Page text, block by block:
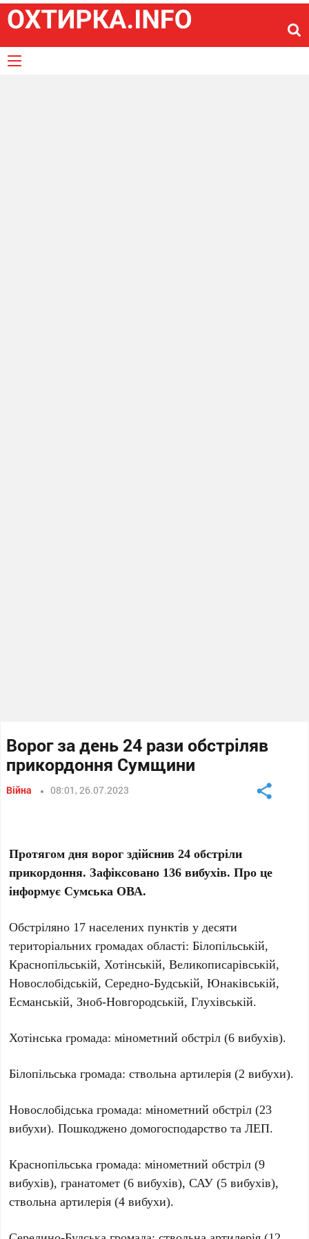
Ворог за день 24 рази обстріляв
прикордоння Сумщини
Війна 08:01, 26.07.2023
Протягом дня ворог здійснив 24 обстріли
прикордоння. Зафіксовано 136 вибухів. Про це
інформує Сумська ОВА.
Обстріляно 17 населених пунктів у десяти
територіальних громадах області: Білопільській,
Краснопільській, Хотінській, Великописарівській,
Новослобідській, Середно-Будській, Юнаківській,
Есманській, Зноб-Новгородській, Глухівській.
Хотінська громада: мінометний обстріл (6 вибухів).
Білопільська громада: ствольна артилерія (2 вибухи).
Новослобідська громада: мінометний обстріл (23
вибухи). Пошкоджено домогосподарство та ЛЕП.
Краснопільська громада: мінометний обстріл (9
вибухів), гранатомет (6 вибухів), САУ (5 вибухів),
ствольна артилерія (4 вибухи).